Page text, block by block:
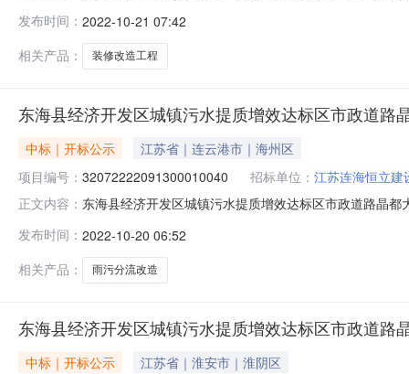
间:WedOct1914:44:30CST2022,投标人名称:江苏丰泰
发布时间： 2022-10-21 07:42
相关产品：
装修改造工程
东海县经济开发区城镇污水提质增效达标区市政道
中标｜开标公示
江苏省｜连云港市｜海州区
项目编号： 32072222091300010040 招标单位： 江苏连海恒立建
正文内容： 东海县经济开发区城镇污水提质增效达标区市政道路晶
工期:日历天;质量要求:;保证金金额:0.00元,投标文件递
发布时间： 2022-10-20 06:52
相关产品：
雨污分流改造
东海县经济开发区城镇污水提质增效达标区市政道
中标｜开标公示
江苏省｜淮安市｜淮阴区